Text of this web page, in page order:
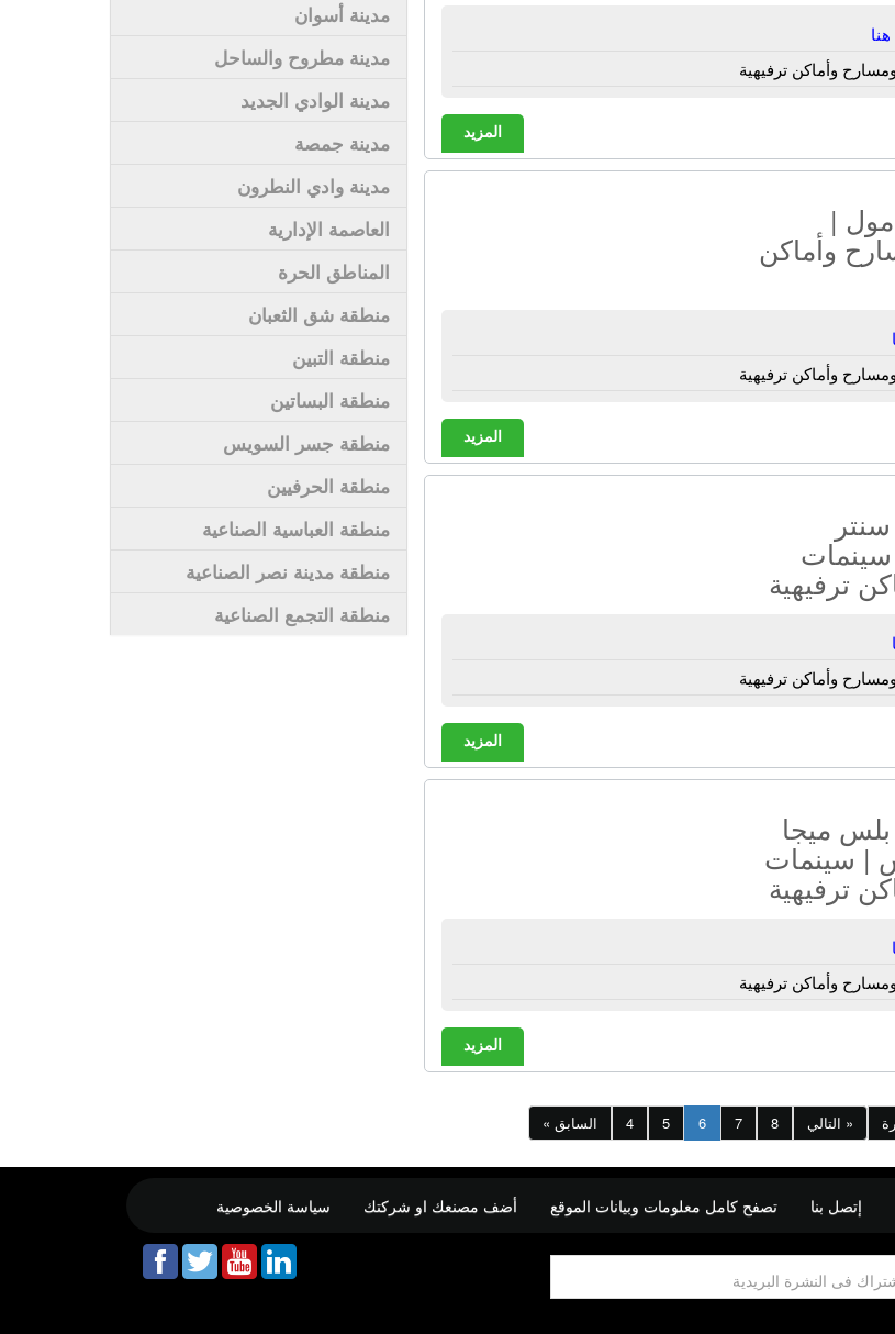
وأماكن ترفيهية
المزيد
|
وأماكن
وأماكن ترفيهية
المزيد
سينمات
ترفيهية
وأماكن ترفيهية
المزيد
ميجا
| سينمات
ترفيهية
وأماكن ترفيهية
المزيد
« السابق 4 5 6 7 8 التالي »
مدينة أسوان
مدينة مطروح والساحل
مدينة الوادي الجديد
مدينة جمصة
مدينة وادي النطرون
العاصمة الإدارية
المناطق الحرة
منطقة شق الثعبان
منطقة التبين
منطقة البساتين
منطقة جسر السويس
منطقة الحرفيين
منطقة العباسية الصناعية
منطقة مدينة نصر الصناعية
منطقة التجمع الصناعية
إتصل بنا تصفح كامل معلومات وبيانات الموقع أضف مصنعك او شركتك سياسة الخصوصية